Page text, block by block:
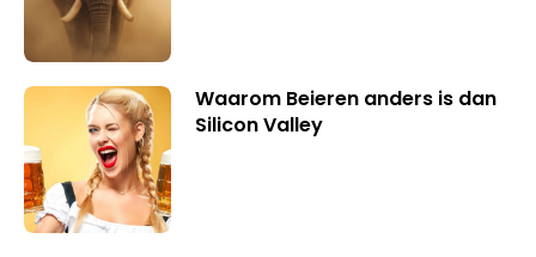
Waarom Beieren anders is dan
Silicon Valley